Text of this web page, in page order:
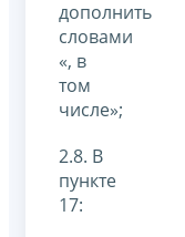
дополнить
словами
«, в
том
числе»;
2.8. В
пункте
17: